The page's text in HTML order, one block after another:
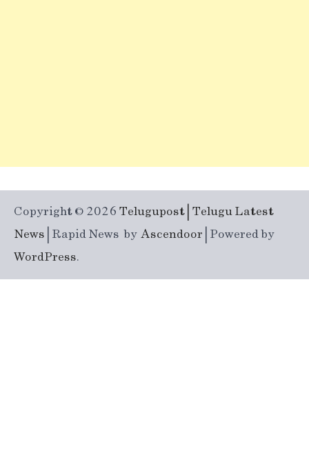
Copyright © 2026 Telugupost | Telugu Latest
News | Rapid News byAscendoor | Powered by
WordPress.